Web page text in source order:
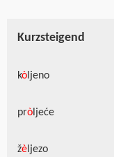
Kurzsteigend
kòljeno
pròljeće
žèljezo